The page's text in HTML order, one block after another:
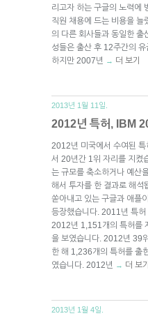
리고자 하는 구글의 노력에
직원 채용에 드는 비용을 늘
의 다른 회사들과 동일한 출
성들은 출산 후 12주간의
하지만 2007년 → 더 보기
2013년 1월 11일.
2012년 특허, IBM
2012년 미국에서 수여된
서 20년간 1위 자리를 지켰
는 규모를 축소하거나 예산
해서 투자를 한 결과로 해석
쏟아내고 있는 구글과 애플
등장했습니다. 2011년 특
2012년 1,151개의 특허를
을 보였습니다. 2012년 39
한 해 1,236개의 특허를 출
였습니다. 2012년 → 더 보기
2013년 1월 4일.